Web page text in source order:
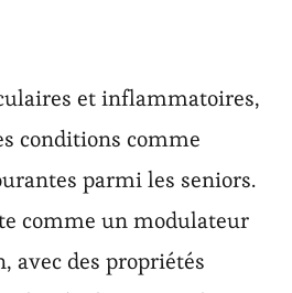
et inflammatoires,
conditions comme
parmi les seniors.
comme un modulateur
avec des propriétés